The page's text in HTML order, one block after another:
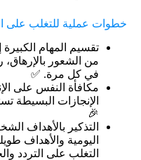
خطوات عملية للتغلب على
تقسيم المهام
من الشعور
في كل مرة. ✅
مكافأة النفس على
الإنجازات البسيطة
🎉
التذكير بالأهداف
اليومية والأهداف
التغلب على التردد